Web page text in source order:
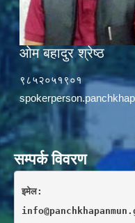
ओम बहादुर श्रेष्ठ
९८५२०५१९०१
सम्पर्क विवरण
इमेल: